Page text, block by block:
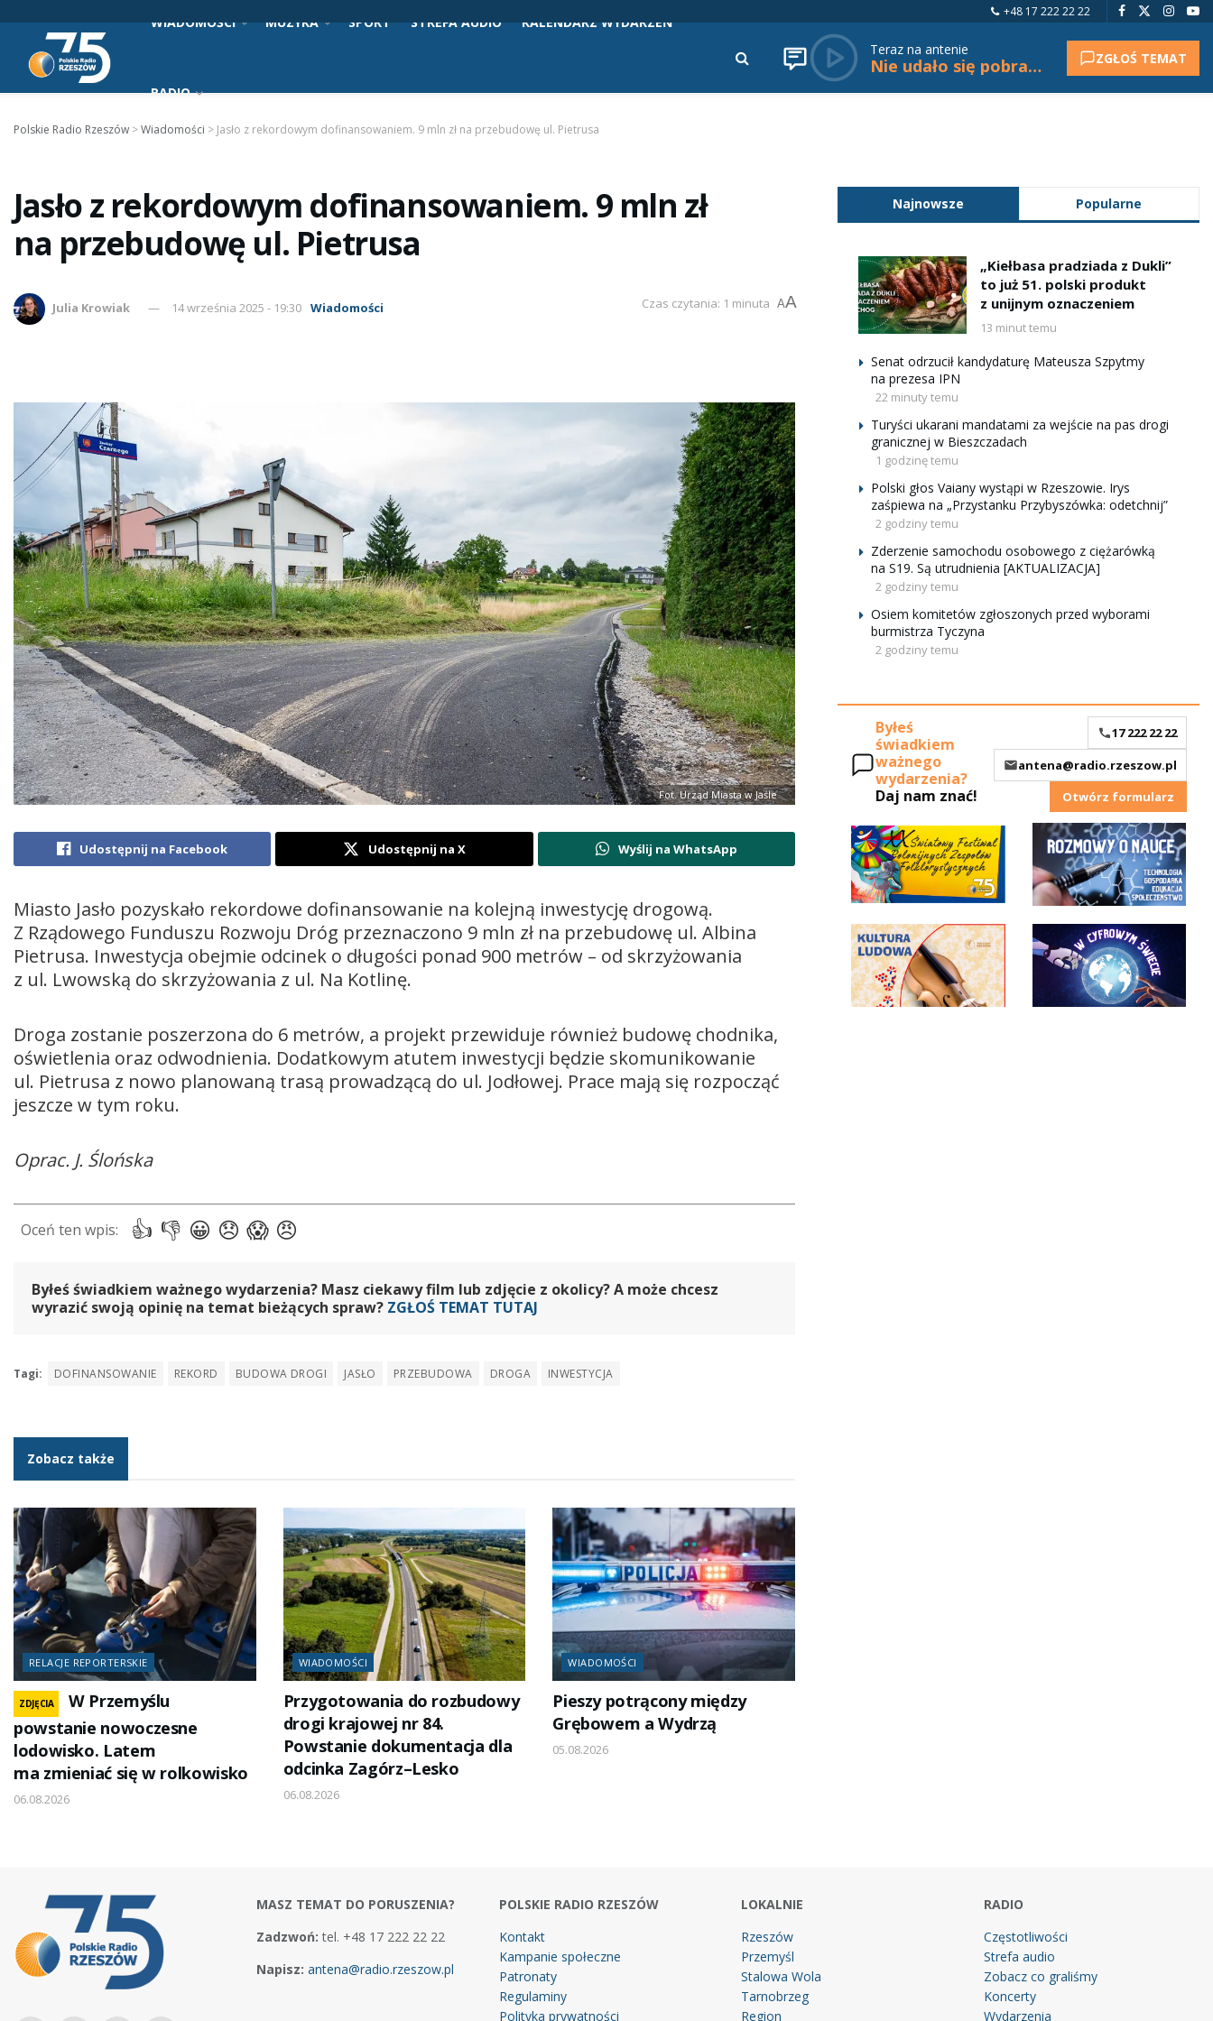
+48 17 222 22 22
WIADOMOŚCI MUZYKA SPORT STREFA AUDIO KALENDARZ WYDARZEŃ
RADIO
Teraz na antenie
Nie udało się pobrać tytułu. ZGŁOŚ TEMAT
Polskie Radio Rzeszów >Wiadomości > Jasło z rekordowym dofinansowaniem. 9 mln zł na przebudowę ul. Pietrusa
Jasło z rekordowym dofinansowaniem. 9 mln zł
na przebudowę ul. Pietrusa
Julia Krowiak 14 września 2025 - 19:30 Wiadomości Czas czytania: 1 minuta AA
Fot. Urząd Miasta w Jaśle
Udostępnij na Facebook Udostępnij na X Wyślij na WhatsApp
Miasto Jasło pozyskało rekordowe dofinansowanie na kolejną inwestycję drogową.
Z Rządowego Funduszu Rozwoju Dróg przeznaczono 9 mln zł na przebudowę ul. Albina
Pietrusa. Inwestycja obejmie odcinek o długości ponad 900 metrów – od skrzyżowania
z ul. Lwowską do skrzyżowania z ul. Na Kotlinę.
Droga zostanie poszerzona do 6 metrów, a projekt przewiduje również budowę chodnika,
oświetlenia oraz odwodnienia. Dodatkowym atutem inwestycji będzie skomunikowanie
ul. Pietrusa z nowo planowaną trasą prowadzącą do ul. Jodłowej. Prace mają się rozpocząć
jeszcze w tym roku.
Oprac. J. Ślońska
Byłeś świadkiem ważnego wydarzenia? Masz ciekawy film lub zdjęcie z okolicy? A może chcesz
wyrazić swoją opinię na temat bieżących spraw? ZGŁOŚ TEMAT TUTAJ
Tagi: DOFINANSOWANIE REKORD BUDOWA DROGI JASŁO PRZEBUDOWA DROGA INWESTYCJA
Zobacz także
RELACJE REPORTERSKIE
ZDJĘCIA
W Przemyślu
powstanie nowoczesne
lodowisko. Latem
ma zmieniać się w rolkowisko
06.08.2026
WIADOMOŚCI
Przygotowania do rozbudowy
drogi krajowej nr 84.
Powstanie dokumentacja dla
odcinka Zagórz–Lesko
06.08.2026
WIADOMOŚCI
Pieszy potrącony między
Grębowem a Wydrzą
05.08.2026
Najnowsze Popularne
„Kiełbasa pradziada z Dukli”
to już 51. polski produkt
z unijnym oznaczeniem
13 minut temu
Senat odrzucił kandydaturę Mateusza Szpytmy
na prezesa IPN
22 minuty temu
Turyści ukarani mandatami za wejście na pas drogi
granicznej w Bieszczadach
1 godzinę temu
Polski głos Vaiany wystąpi w Rzeszowie. Irys
zaśpiewa na „Przystanku Przybyszówka: odetchnij”
2 godziny temu
Zderzenie samochodu osobowego z ciężarówką
na S19. Są utrudnienia [AKTUALIZACJA]
2 godziny temu
Osiem komitetów zgłoszonych przed wyborami
burmistrza Tyczyna
2 godziny temu
Byłeś
świadkiem
ważnego
wydarzenia?
Daj nam znać!
17 222 22 22
antena@radio.rzeszow.pl
Otwórz formularz
MASZ TEMAT DO PORUSZENIA?
Zadzwoń: tel. +48 17 222 22 22
Napisz: antena@radio.rzeszow.pl
POLSKIE RADIO RZESZÓW
Kontakt
Kampanie społeczne
Patronaty
Regulaminy
Polityka prywatności
LOKALNIE
Rzeszów
Przemyśl
Stalowa Wola
Tarnobrzeg
Region
RADIO
Częstotliwości
Strefa audio
Zobacz co graliśmy
Koncerty
Wydarzenia